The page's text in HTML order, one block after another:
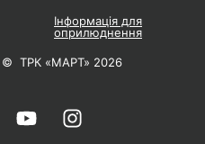
Інформація для
оприлюднення
© ТРК «МАРТ» 2026